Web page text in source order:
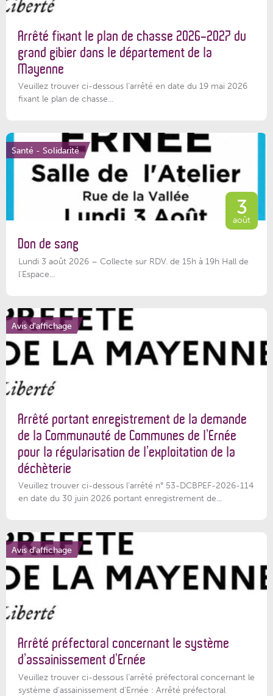
Arrêté fixant le plan de chasse 2026-2027 du
grand gibier dans le département de la
Mayenne
Veuillez trouver ci-dessous l’arrêté en date du 19 mai 2026
fixant le plan de chasse...
Santé - Solidarité
3
août
Don de sang
Lundi 3 août 2026 – Collecte sur RDV. de 15h à 19h Hall de
l'Espace...
Avis d'affichage
Arrêté portant enregistrement de la demande
de la Communauté de Communes de l’Ernée
pour la régularisation de l’exploitation de la
déchèterie
Veuillez trouver ci-dessous l'arrêté n° 53-DCBPEF-2026-114
en date du 30 juin 2026 portant enregistrement de...
Avis d'affichage
Arrêté préfectoral concernant le système
d’assainissement d’Ernée
Veuillez trouver ci-dessous l’arrêté préfectoral concernant le
système d'assainissement d'Ernée : Arrêté préfectoral